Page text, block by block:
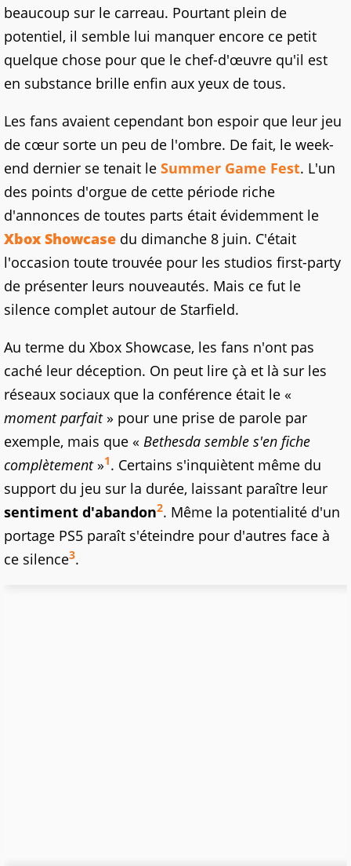
beaucoup sur le carreau. Pourtant plein de
potentiel, il semble lui manquer encore ce petit
quelque chose pour que le chef-d'œuvre qu'il est
en substance brille enfin aux yeux de tous.
Les fans avaient cependant bon espoir que leur jeu
de cœur sorte un peu de l'ombre. De fait, le week-
end dernier se tenait le Summer Game Fest. L'un
des points d'orgue de cette période riche
d'annonces de toutes parts était évidemment le
Xbox Showcase du dimanche 8 juin. C'était
l'occasion toute trouvée pour les studios first-party
de présenter leurs nouveautés. Mais ce fut le
silence complet autour de Starfield.
Au terme du Xbox Showcase, les fans n'ont pas
caché leur déception. On peut lire çà et là sur les
réseaux sociaux que la conférence était le «
moment parfait» pour une prise de parole par
exemple, mais que « Bethesda semble s'en fiche
complètement»1. Certains s'inquiètent même du
support du jeu sur la durée, laissant paraître leur
sentiment d'abandon2. Même la potentialité d'un
portage PS5 paraît s'éteindre pour d'autres face à
ce silence3.